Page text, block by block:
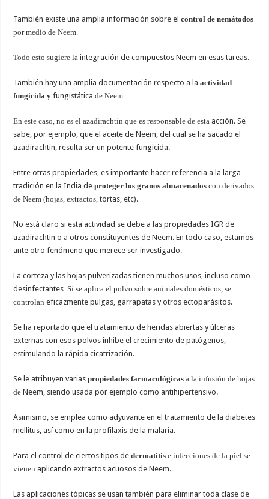
También existe una amplia información sobre elcontrol de nemátodos
por medio de Neem.
Todo esto sugiere laintegración de compuestos Neem en esas tareas.
También hay una amplia documentación respecto a laactividad
fungicida yfungistáticade Neem.
En este caso, no es el azadirachtin que es responsable de esta acción. Se
sabe, por ejemplo, que el aceite de Neem, del cual se ha sacado el
azadirachtin, resulta ser un potente fungicida.
Entre otras propiedades, es importante hacer referencia a la larga
tradición en la India deproteger los granos almacenadoscon derivados
de Neem (hojas, extractos,tortas, etc).
No está claro si esta actividad se debe a las propiedades IGR de
azadirachtin o a otros constituyentes de Neem. En todo caso, estamos
ante otro fenómeno que merece ser investigado.
La corteza y las hojas pulverizadas tienen muchos usos, incluso como
desinfectantes . Si se aplica el polvo sobre animales domésticos, se
controlaneficazmente pulgas, garrapatas y otros ectoparásitos.
Se ha reportado que el tratamiento de heridas abiertas y úlceras
externas con esos polvos inhibe el crecimiento de patógenos,
estimulando la rápida cicatrización.
Se le atribuyen variaspropiedades farmacológicasa la infusión de hojas
deNeem, siendo usada por ejemplo como antihipertensivo.
Asimismo, se emplea como adyuvante en el tratamiento de la diabetes
mellitus, así como en la profilaxis de la malaria.
Para el control de ciertos tipos dedermatitise infecciones de la piel se
vienen aplicando extractos acuosos de Neem.
Las aplicaciones tópicas se usan también para eliminar toda clase de